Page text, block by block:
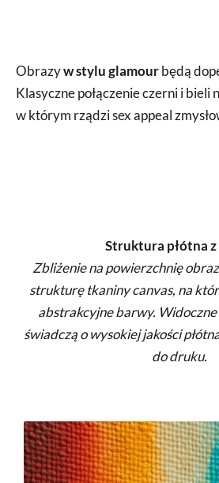
Obrazyw stylu glamourbędą
Klasyczne połączenie czerni i
w którym rządzi sex appeal
Struktura płótna z
Zbliżenie na powierzchnię
strukturę tkaniny canvas, na
abstrakcyjne barwy. Widoczne
świadczą o wysokiej jakości
do druku.